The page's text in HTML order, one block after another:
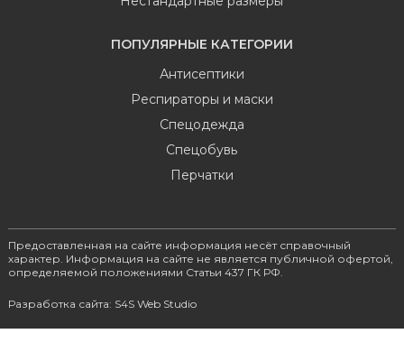
ПОПУЛЯРНЫЕ КАТЕГОРИИ
Антисептики
Респираторы и маски
Спецодежда
Спецобувь
Перчатки
Предоставленная на сайте информация несёт справочный
характер. Информация на сайте не является публичной офертой,
определяемой положениями Статьи 437 ГК РФ.
Разработка сайта: S4S Web Studio